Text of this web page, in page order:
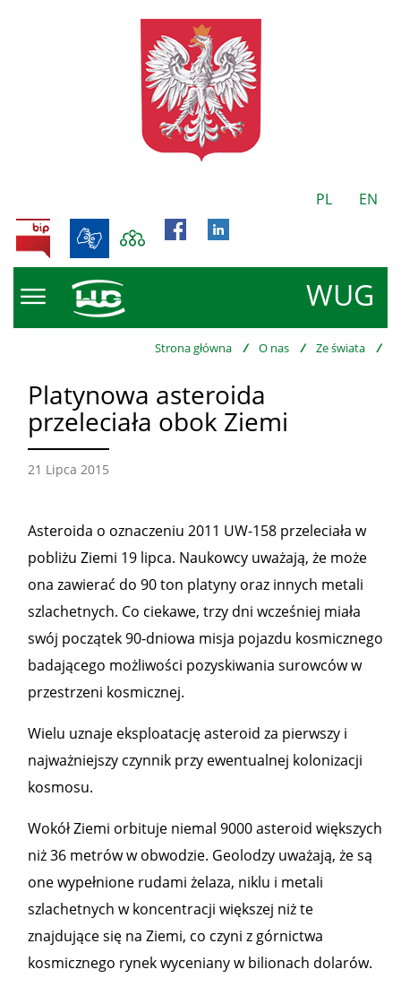
PL EN
WUG
BIP
Strona główna / O nas / Ze świata /
Platynowa asteroida
przeleciała obok Ziemi
21 Lipca 2015
Asteroida o oznaczeniu 2011 UW-158 przeleciała w
pobliżu Ziemi 19 lipca. Naukowcy uważają, że może
ona zawierać do 90 ton platyny oraz innych metali
szlachetnych. Co ciekawe, trzy dni wcześniej miała
swój początek 90-dniowa misja pojazdu kosmicznego
badającego możliwości pozyskiwania surowców w
przestrzeni kosmicznej.
Wielu uznaje eksploatację asteroid za pierwszy i
najważniejszy czynnik przy ewentualnej kolonizacji
kosmosu.
Wokół Ziemi orbituje niemal 9000 asteroid większych
niż 36 metrów w obwodzie. Geolodzy uważają, że są
one wypełnione rudami żelaza, niklu i metali
szlachetnych w koncentracji większej niż te
znajdujące się na Ziemi, co czyni z górnictwa
kosmicznego rynek wyceniany w bilionach dolarów.